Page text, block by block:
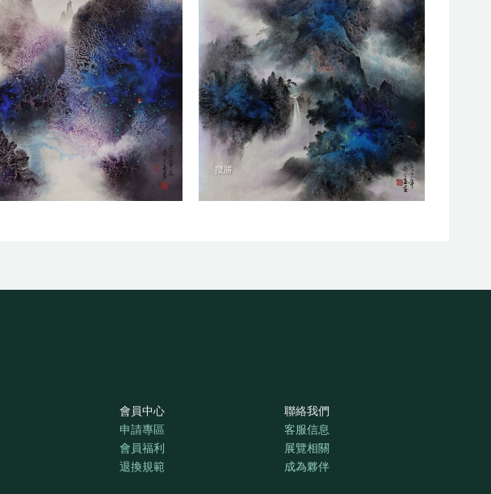
攬勝
會員中心
申請專區
會員福利
退換規範
聯絡我們
客服信息
展覽相關
成為夥伴